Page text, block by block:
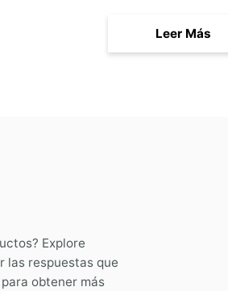
Leer Más
Explore
las respuestas que
obtener más